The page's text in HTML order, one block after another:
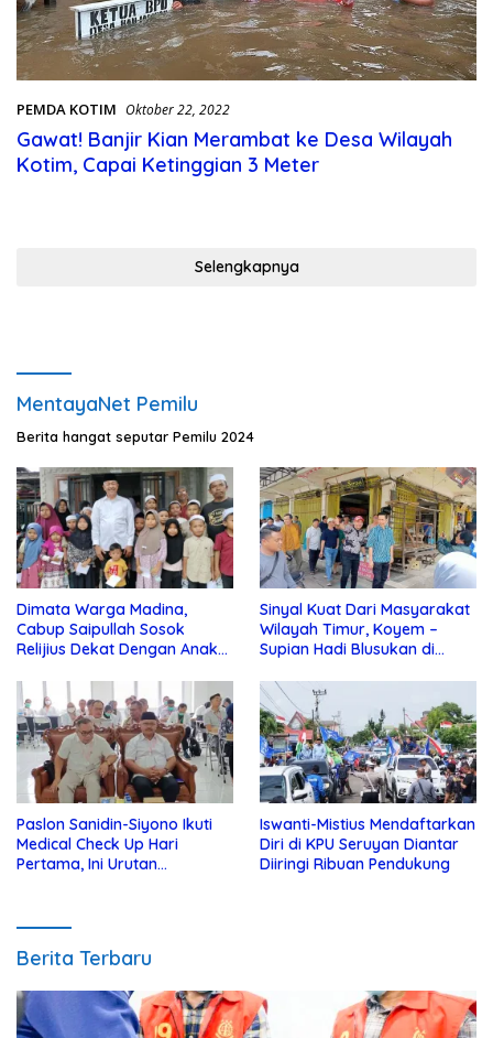
PEMDA KOTIM Oktober 22, 2022
Gawat! Banjir Kian Merambat ke Desa Wilayah
Kotim, Capai Ketinggian 3 Meter
Selengkapnya
MentayaNet Pemilu
Berita hangat seputar Pemilu 2024
Dimata Warga Madina,
Cabup Saipullah Sosok
Relijius Dekat Dengan Anak
Sinyal Kuat Dari Masyarakat
Wilayah Timur, Koyem –
Supian Hadi Blusukan di
Paslon Sanidin-Siyono Ikuti
Medical Check Up Hari
Pertama, Ini Urutan
Iswanti-Mistius Mendaftarkan
Diri di KPU Seruyan Diantar
Diiringi Ribuan Pendukung
Berita Terbaru